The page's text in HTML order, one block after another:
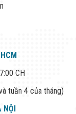
CH
tuần 4 của tháng)
NỘI